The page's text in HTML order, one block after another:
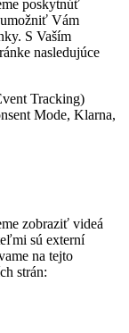
poskytnúť
Vám
S Vaším
nasledujúce
Tracking)
Mode, Klarna,
zobraziť videá
sú externí
na tejto
strán: